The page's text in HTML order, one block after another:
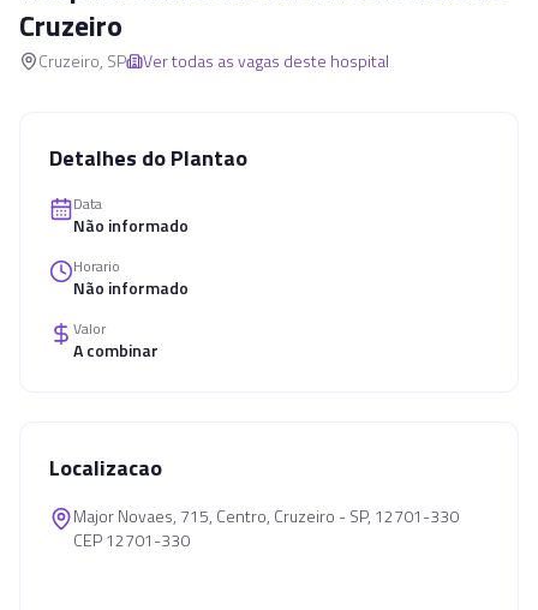
Cruzeiro
Cruzeiro, SP Ver todas as vagas deste hospital
Detalhes do Plantao
Data
Não informado
Horario
Não informado
Valor
A combinar
Localizacao
Major Novaes, 715, Centro, Cruzeiro - SP, 12701-330
CEP 12701-330